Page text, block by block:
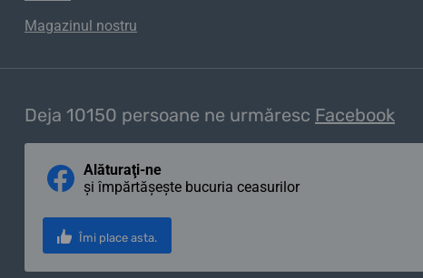
Magazinul nostru
Deja 10150 persoane ne urmăresc Facebook
Alăturaţi-ne
și împărtășește bucuria ceasurilor
Îmi place asta.